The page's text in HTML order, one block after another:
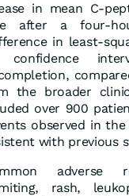
in mean C-
after a four-
in least-
the broader
over 900
observed in the
with previous
adverse
rash,